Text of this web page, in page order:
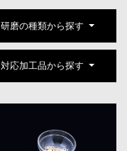
研磨の種類から探す
対応加工品から探す